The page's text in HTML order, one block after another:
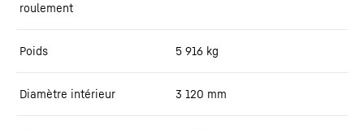
roulement
Poids 5 916 kg
Diamètre intérieur 3 120 mm